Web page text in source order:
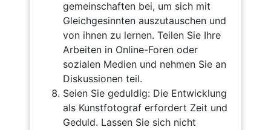
gemeinschaften bei, um sich mit
Gleichgesinnten auszutauschen und
von ihnen zu lernen. Teilen Sie Ihre
Arbeiten in Online-Foren oder
sozialen Medien und nehmen Sie an
Diskussionen teil.
Seien Sie geduldig: Die Entwicklung
als Kunstfotograf erfordert Zeit und
Geduld. Lassen Sie sich nicht